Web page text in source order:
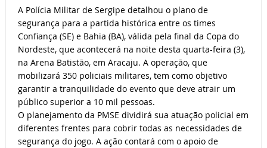
A Polícia Militar de Sergipe detalhou o plano de
segurança para a partida histórica entre os times
Confiança (SE) e Bahia (BA), válida pela final da Copa do
Nordeste, que acontecerá na noite desta quarta-feira (3),
na Arena Batistão, em Aracaju. A operação, que
mobilizará 350 policiais militares, tem como objetivo
garantir a tranquilidade do evento que deve atrair um
público superior a 10 mil pessoas.
O planejamento da PMSE dividirá sua atuação policial em
diferentes frentes para cobrir todas as necessidades de
segurança do jogo. A ação contará com o apoio de